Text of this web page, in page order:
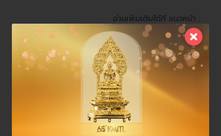
อ่านเพิ่มเติมได้ที่ แนวหน้า :
https://www.naewna.com/relation/816470